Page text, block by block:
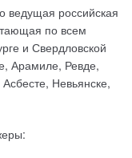
ведущая российская
по всем
и Свердловской
Арамиле, Ревде,
Невьянске,